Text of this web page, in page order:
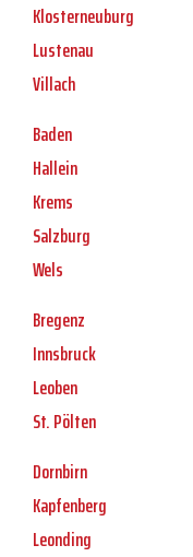
Klosterneuburg
Lustenau
Villach
Baden
Hallein
Krems
Salzburg
Wels
Bregenz
Innsbruck
Leoben
St. Pölten
Dornbirn
Kapfenberg
Leonding